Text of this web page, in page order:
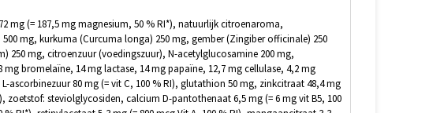
mg (= 187,5 mg magnesium, 50 % RI*), natuurlijk citroenaroma,
mg, kurkuma (Curcuma longa) 250 mg, gember (Zingiber officinale) 250
250 mg, citroenzuur (voedingszuur), N-acetylglucosamine 200 mg,
bromelaïne, 14 mg lactase, 14 mg papaïne, 12,7 mg cellulase, 4,2 mg
ascorbinezuur 80 mg (= vit C, 100 % RI), glutathion 50 mg, zinkcitraat 48,4 mg
zoetstof: steviolglycosiden, calcium D-pantothenaat 6,5 mg (= 6 mg vit B5, 100